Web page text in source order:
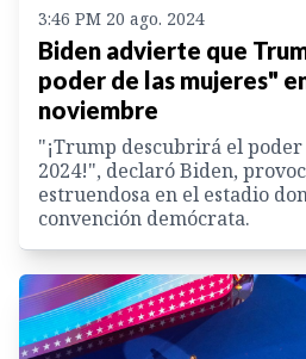
3:46 PM 20 ago. 2024
Biden advierte que
poder de las mujeres"
noviembre
"¡Trump descubrirá el
2024!", declaró Biden,
estruendosa en el estadio
convención demócrata.